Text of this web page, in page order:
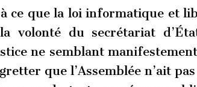
ce que la loi informatique et
volonté du secrétariat
ne semblant
que l’Assemblée n’ait